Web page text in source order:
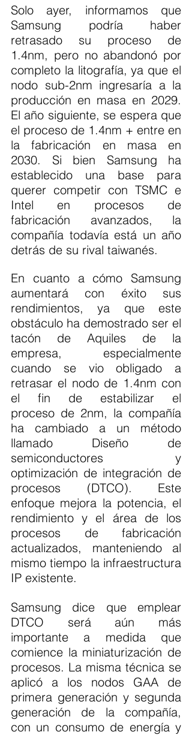
Solo ayer, informamos que
Samsung podría haber
retrasado su proceso de
1.4nm, pero no abandonó por
completo la litografía, ya que el
nodo sub-2nm ingresaría a la
producción en masa en 2029.
El año siguiente, se espera que
el proceso de 1.4nm + entre en
la fabricación en masa en
2030. Si bien Samsung ha
establecido una base para
querer competir con TSMC e
Intel en procesos de
fabricación avanzados, la
compañía todavía está un año
detrás de su rival taiwanés.
En cuanto a cómo Samsung
aumentará con éxito sus
rendimientos, ya que este
obstáculo ha demostrado ser el
tacón de Aquiles de la
empresa, especialmente
cuando se vio obligado a
retrasar el nodo de 1.4nm con
el fin de estabilizar el
proceso de 2nm, la compañía
ha cambiado a un método
llamado Diseño de
semiconductores y
optimización de integración de
procesos (DTCO). Este
enfoque mejora la potencia, el
rendimiento y el área de los
procesos de fabricación
actualizados, manteniendo al
mismo tiempo la infraestructura
IP existente.
Samsung dice que emplear
DTCO será aún más
importante a medida que
comience la miniaturización de
procesos. La misma técnica se
aplicó a los nodos GAA de
primera generación y segunda
generación de la compañía,
con un consumo de energía y